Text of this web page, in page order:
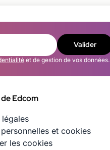
Valider
et de gestion de vos données.
Edcom
et cookies
les cookies